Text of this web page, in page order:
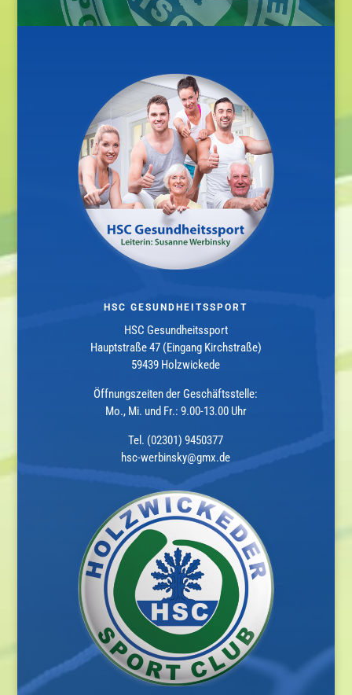
HSC GESUNDHEITSSPORT
HSC Gesundheitssport
Hauptstraße 47 (Eingang Kirchstraße)
59439 Holzwickede
Öffnungszeiten der Geschäftsstelle:
Mo., Mi. und Fr.: 9.00-13.00 Uhr
Tel. (02301) 9450377
hsc-werbinsky@gmx.de